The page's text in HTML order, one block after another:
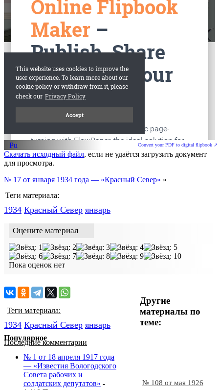
старые газеты
Convert your PDF to digital flipbook ↗
Скачать исходный файл, если не удаётся загрузить документ
для просмотра.
№ 17 от января 1934 года — «Красный Север» »
Теги материала:
1934 Красный Cевер январь
Оцените материал
Пока оценок нет
Другие
материалы по
теме:
№ 108 от мая 1926
Теги материала:
1934 Красный Cевер январь
Последние комментарии
Популярное
№ 1 от 18 апреля 1917 года
— «Известия Вологодского
Совета рабочих и
солдатских депутатов» -